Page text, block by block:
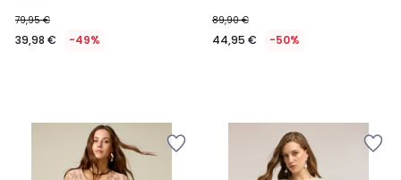
79,95 €
39,98 € -49%
89,90 €
44,95 € -50%